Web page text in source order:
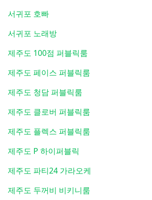
서귀포 호빠
서귀포 노래방
제주도 100점 퍼블릭룸
제주도 페이스 퍼블릭룸
제주도 청담 퍼블릭룸
제주도 클로버 퍼블릭룸
제주도 플렉스 퍼블릭룸
제주도 P 하이퍼블릭
제주도 파티24 가라오케
제주도 두꺼비 비키니룸